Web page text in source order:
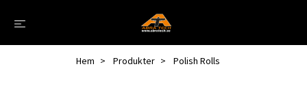
Hem Produkter Polish Rolls